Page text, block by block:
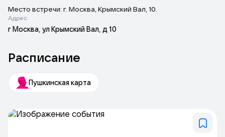
Место встречи: г. Москва, Крымский Вал, 10.
Адрес
г Москва, ул Крымский Вал, д 10
Расписание
Пушкинская карта